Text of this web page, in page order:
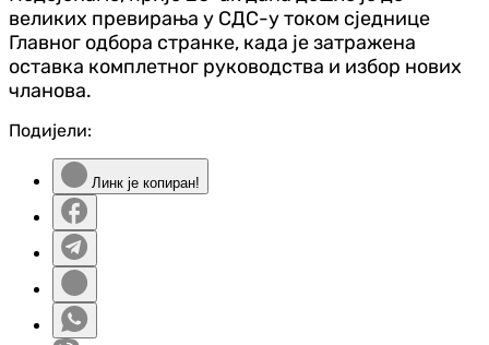
великих превирања у СДС-у током сједнице
Главног одбора странке, када је затражена
оставка комплетног руководства и избор нових
чланова.
Подијели:
Линк је копиран!